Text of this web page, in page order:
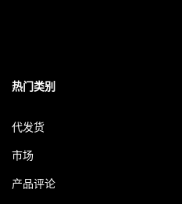
热门类别
代发货
市场
产品评论